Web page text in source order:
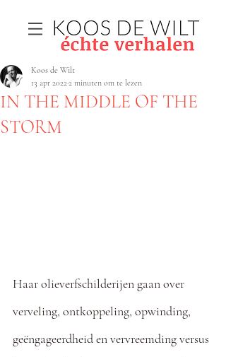
IN THE MIDDLE OF THE
STORM
Koos de Wilt
13 apr 20222 minuten om te lezen
Haar olieverfschilderijen gaan over
verveling, ontkoppeling, opwinding,
geëngageerdheid en vervreemding versus